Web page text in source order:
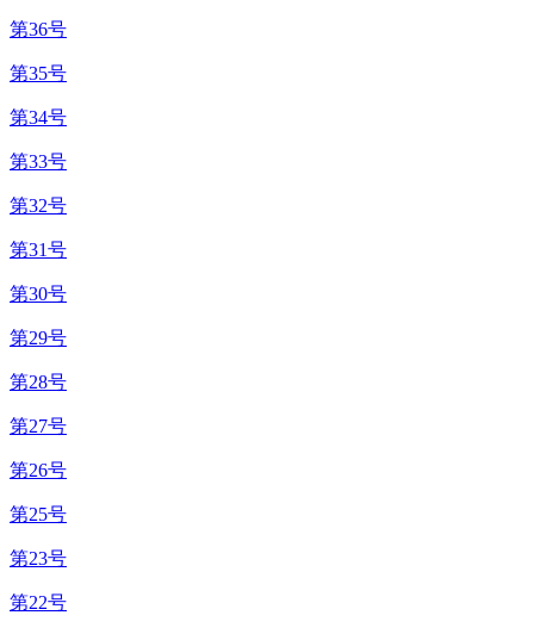
第36号
第35号
第34号
第33号
第32号
第31号
第30号
第29号
第28号
第27号
第26号
第25号
第23号
第22号